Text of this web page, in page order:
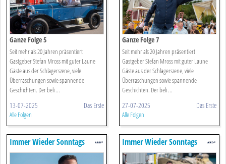
Ganze Folge 5
Seit mehr als 20 Jahren präsentiert
Gastgeber Stefan Mross mit guter Laune
Gäste aus der Schlagerszene, viele
Überraschungen sowie spannende
Geschichten. Der beli ...
13-07-2025 Das Erste
Alle Folgen
Ganze Folge 7
Seit mehr als 20 Jahren präsentiert
Gastgeber Stefan Mross mit guter Laune
Gäste aus der Schlagerszene, viele
Überraschungen sowie spannende
Geschichten. Der beli ...
27-07-2025 Das Erste
Alle Folgen
Immer Wieder Sonntags Immer Wieder Sonntags